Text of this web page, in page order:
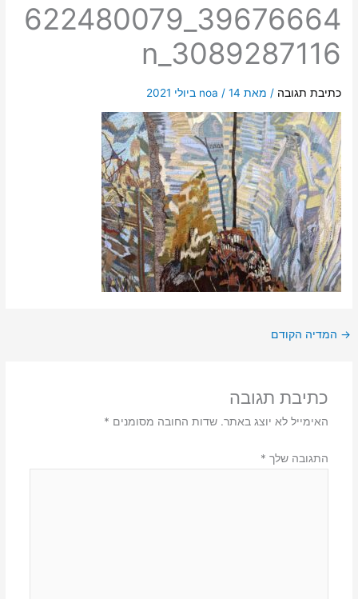
39676664_622480079
3089287116_n
כתיבת תגובה / מאת noa / 14 ביולי 2021
→ המדיה הקודם
כתיבת תגובה
האימייל לא יוצג באתר. שדות החובה מסומנים *
התגובה שלך *